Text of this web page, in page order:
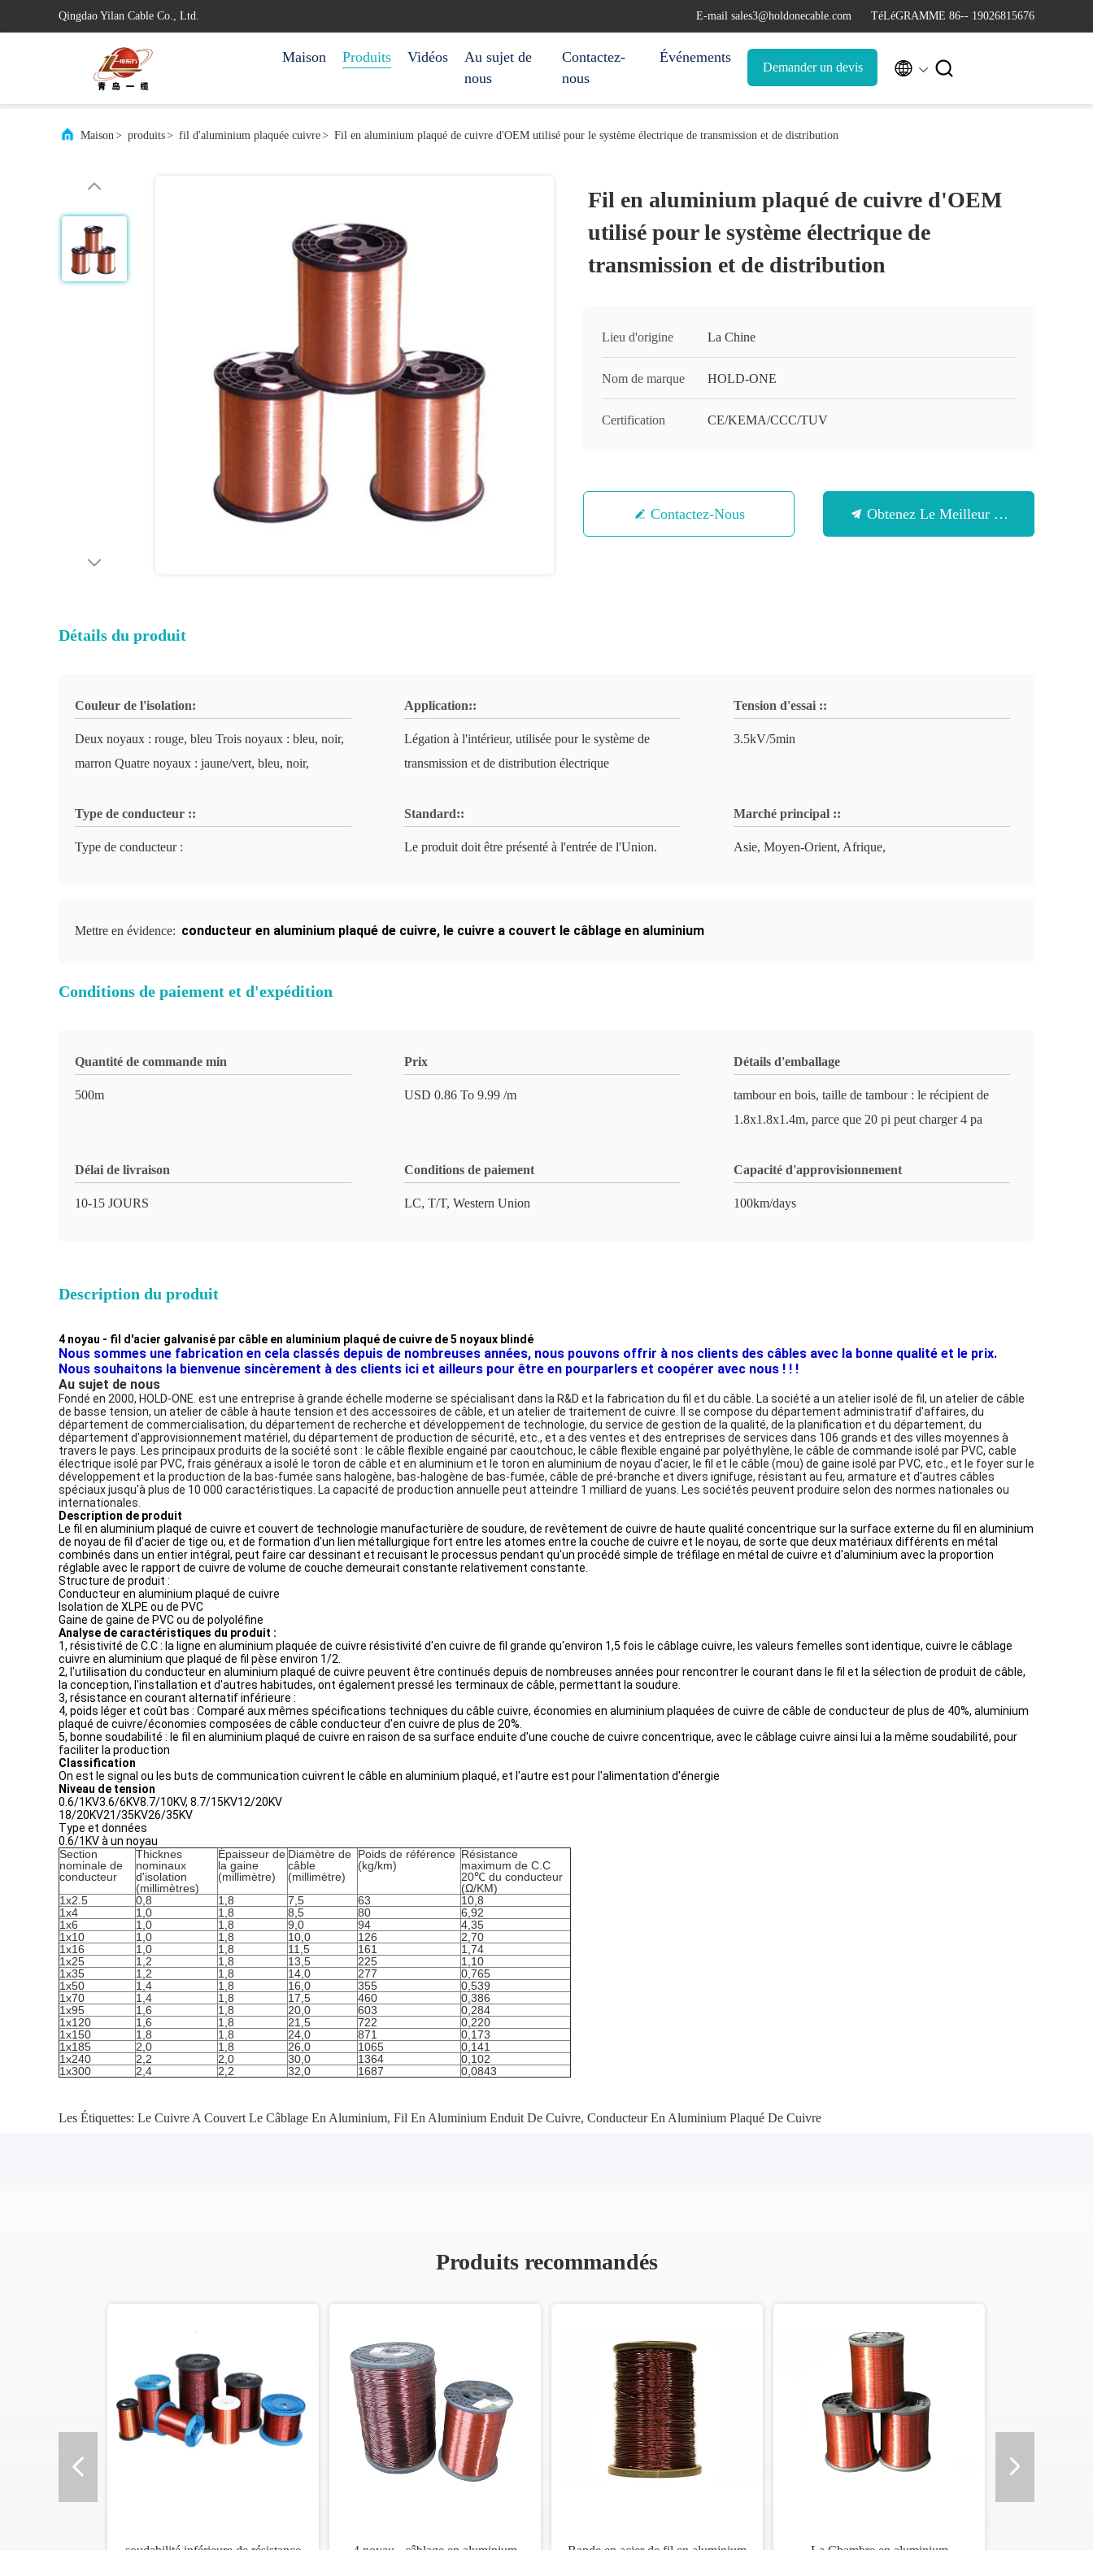
Qingdao Yilan Cable Co., Ltd. E-mail sales3@holdonecable.com TéLéGRAMME 86-- 19026815676
Maison Produits Vidéos
Au sujet de
nous
Contactez-
nous
Événements
Demander un devis  
Maison> produits> fil d'aluminium plaquée cuivre> Fil en aluminium plaqué de cuivre d'OEM utilisé pour le système électrique de transmission et de distribution
Fil en aluminium plaqué de cuivre d'OEM
utilisé pour le système électrique de
transmission et de distribution
Lieu d'origine La Chine
Nom de marque HOLD-ONE
Certification CE/KEMA/CCC/TUV
Contactez-Nous Obtenez Le Meilleur Prix
Détails du produit
Couleur de l'isolation:
Deux noyaux : rouge, bleu Trois noyaux : bleu, noir,
marron Quatre noyaux : jaune/vert, bleu, noir,
Application::
Légation à l'intérieur, utilisée pour le système de
transmission et de distribution électrique
Tension d'essai ::
3.5kV/5min
Type de conducteur ::
Type de conducteur :
Standard::
Le produit doit être présenté à l'entrée de l'Union.
Marché principal ::
Asie, Moyen-Orient, Afrique,
Mettre en évidence: conducteur en aluminium plaqué de cuivre, le cuivre a couvert le câblage en aluminium
Conditions de paiement et d'expédition
Quantité de commande min
500m
Prix
USD 0.86 To 9.99 /m
Détails d'emballage
tambour en bois, taille de tambour : le récipient de
1.8x1.8x1.4m, parce que 20 pi peut charger 4 pa
Délai de livraison
10-15 JOURS
Conditions de paiement
LC, T/T, Western Union
Capacité d'approvisionnement
100km/days
Description du produit
4 noyau - fil d'acier galvanisé par câble en aluminium plaqué de cuivre de 5 noyaux blindé
Nous sommes une fabrication en cela classés depuis de nombreuses années, nous pouvons offrir à nos clients des câbles avec la bonne qualité et le prix.
Nous souhaitons la bienvenue sincèrement à des clients ici et ailleurs pour être en pourparlers et coopérer avec nous ! ! !
Au sujet de nous
Fondé en 2000, HOLD-ONE. est une entreprise à grande échelle moderne se spécialisant dans la R&D et la fabrication du fil et du câble. La société a un atelier isolé de fil, un atelier de câble
de basse tension, un atelier de câble à haute tension et des accessoires de câble, et un atelier de traitement de cuivre. Il se compose du département administratif d'affaires, du
département de commercialisation, du département de recherche et développement de technologie, du service de gestion de la qualité, de la planification et du département, du
département d'approvisionnement matériel, du département de production de sécurité, etc., et a des ventes et des entreprises de services dans 106 grands et des villes moyennes à
travers le pays. Les principaux produits de la société sont : le câble flexible engainé par caoutchouc, le câble flexible engainé par polyéthylène, le câble de commande isolé par PVC, cable
électrique isolé par PVC, frais généraux a isolé le toron de câble et en aluminium et le toron en aluminium de noyau d'acier, le fil et le câble (mou) de gaine isolé par PVC, etc., et le foyer sur le
développement et la production de la bas-fumée sans halogène, bas-halogène de bas-fumée, câble de pré-branche et divers ignifuge, résistant au feu, armature et d'autres câbles
spéciaux jusqu'à plus de 10 000 caractéristiques. La capacité de production annuelle peut atteindre 1 milliard de yuans. Les sociétés peuvent produire selon des normes nationales ou
internationales.
Description de produit
Le fil en aluminium plaqué de cuivre et couvert de technologie manufacturière de soudure, de revêtement de cuivre de haute qualité concentrique sur la surface externe du fil en aluminium
de noyau de fil d'acier de tige ou, et de formation d'un lien métallurgique fort entre les atomes entre la couche de cuivre et le noyau, de sorte que deux matériaux différents en métal
combinés dans un entier intégral, peut faire car dessinant et recuisant le processus pendant qu'un procédé simple de tréfilage en métal de cuivre et d'aluminium avec la proportion
réglable avec le rapport de cuivre de volume de couche demeurait constante relativement constante.
Structure de produit :
Conducteur en aluminium plaqué de cuivre
Isolation de XLPE ou de PVC
Gaine de gaine de PVC ou de polyoléfine
Analyse de caractéristiques du produit :
1, résistivité de C.C : la ligne en aluminium plaquée de cuivre résistivité d'en cuivre de fil grande qu'environ 1,5 fois le câblage cuivre, les valeurs femelles sont identique, cuivre le câblage
cuivre en aluminium que plaqué de fil pèse environ 1/2.
2, l'utilisation du conducteur en aluminium plaqué de cuivre peuvent être continués depuis de nombreuses années pour rencontrer le courant dans le fil et la sélection de produit de câble,
la conception, l'installation et d'autres habitudes, ont également pressé les terminaux de câble, permettant la soudure.
3, résistance en courant alternatif inférieure :
4, poids léger et coût bas : Comparé aux mêmes spécifications techniques du câble cuivre, économies en aluminium plaquées de cuivre de câble de conducteur de plus de 40%, aluminium
plaqué de cuivre/économies composées de câble conducteur d'en cuivre de plus de 20%.
5, bonne soudabilité : le fil en aluminium plaqué de cuivre en raison de sa surface enduite d'une couche de cuivre concentrique, avec le câblage cuivre ainsi lui a la même soudabilité, pour
faciliter la production
Classification
On est le signal ou les buts de communication cuivrent le câble en aluminium plaqué, et l'autre est pour l'alimentation d'énergie
Niveau de tension
0.6/1KV3.6/6KV8.7/10KV, 8.7/15KV12/20KV
18/20KV21/35KV26/35KV
Type et données
0.6/1KV à un noyau
Section
nominale de
conducteur
Thicknes
nominaux
d'isolation
(millimètres)
Épaisseur de
la gaine
(millimètre)
Diamètre de
câble
(millimètre)
Poids de référence
(kg/km)
Résistance
maximum de C.C
20℃ du conducteur
(Ω/KM)
1x2.5
0,8 1,8 7,5 63
10,8
1x4
1,0 1,8 8,5 80
6,92
1x6
1,0 1,8 9,0 94
4,35
1x10
1,0 1,8 10,0 126
2,70
1x16
1,0 1,8 11,5 161
1,74
1x25
1,2 1,8 13,5 225
1,10
1x35
1,2 1,8 14,0 277
0,765
1x50
1,4 1,8 16,0 355
0,539
1x70
1,4 1,8 17,5 460
0,386
1x95
1,6 1,8 20,0 603
0,284
1x120
1,6 1,8 21,5 722
0,220
1x150
1,8 1,8 24,0 871
0,173
1x185
2,0 1,8 26,0 1065
0,141
1x240
2,2 2,0 30,0 1364
0,102
1x300
2,4 2,2 32,0 1687 0,0843
Les Étiquettes: Le Cuivre A Couvert Le Câblage En Aluminium, Fil En Aluminium Enduit De Cuivre, Conducteur En Aluminium Plaqué De Cuivre
Produits recommandés